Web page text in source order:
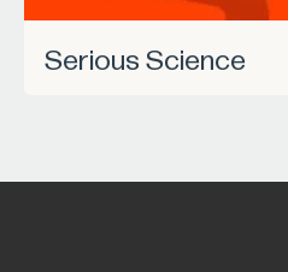
Serious Science